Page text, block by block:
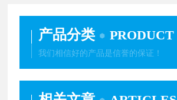
产品分类 PRODUCT
我们相信好的产品是信誉的保证！